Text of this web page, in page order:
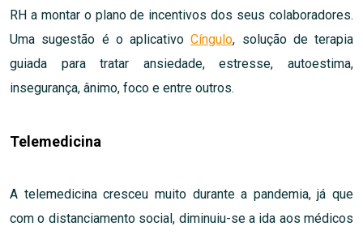
RH a montar o plano de incentivos dos seus colaboradores.
Uma sugestão é o aplicativoCíngulo, solução de terapia
guiada para tratar ansiedade, estresse, autoestima,
insegurança, ânimo, foco e entre outros.
Telemedicina
A telemedicina cresceu muito durante a pandemia, já que
com o distanciamento social, diminuiu-se a ida aos médicos